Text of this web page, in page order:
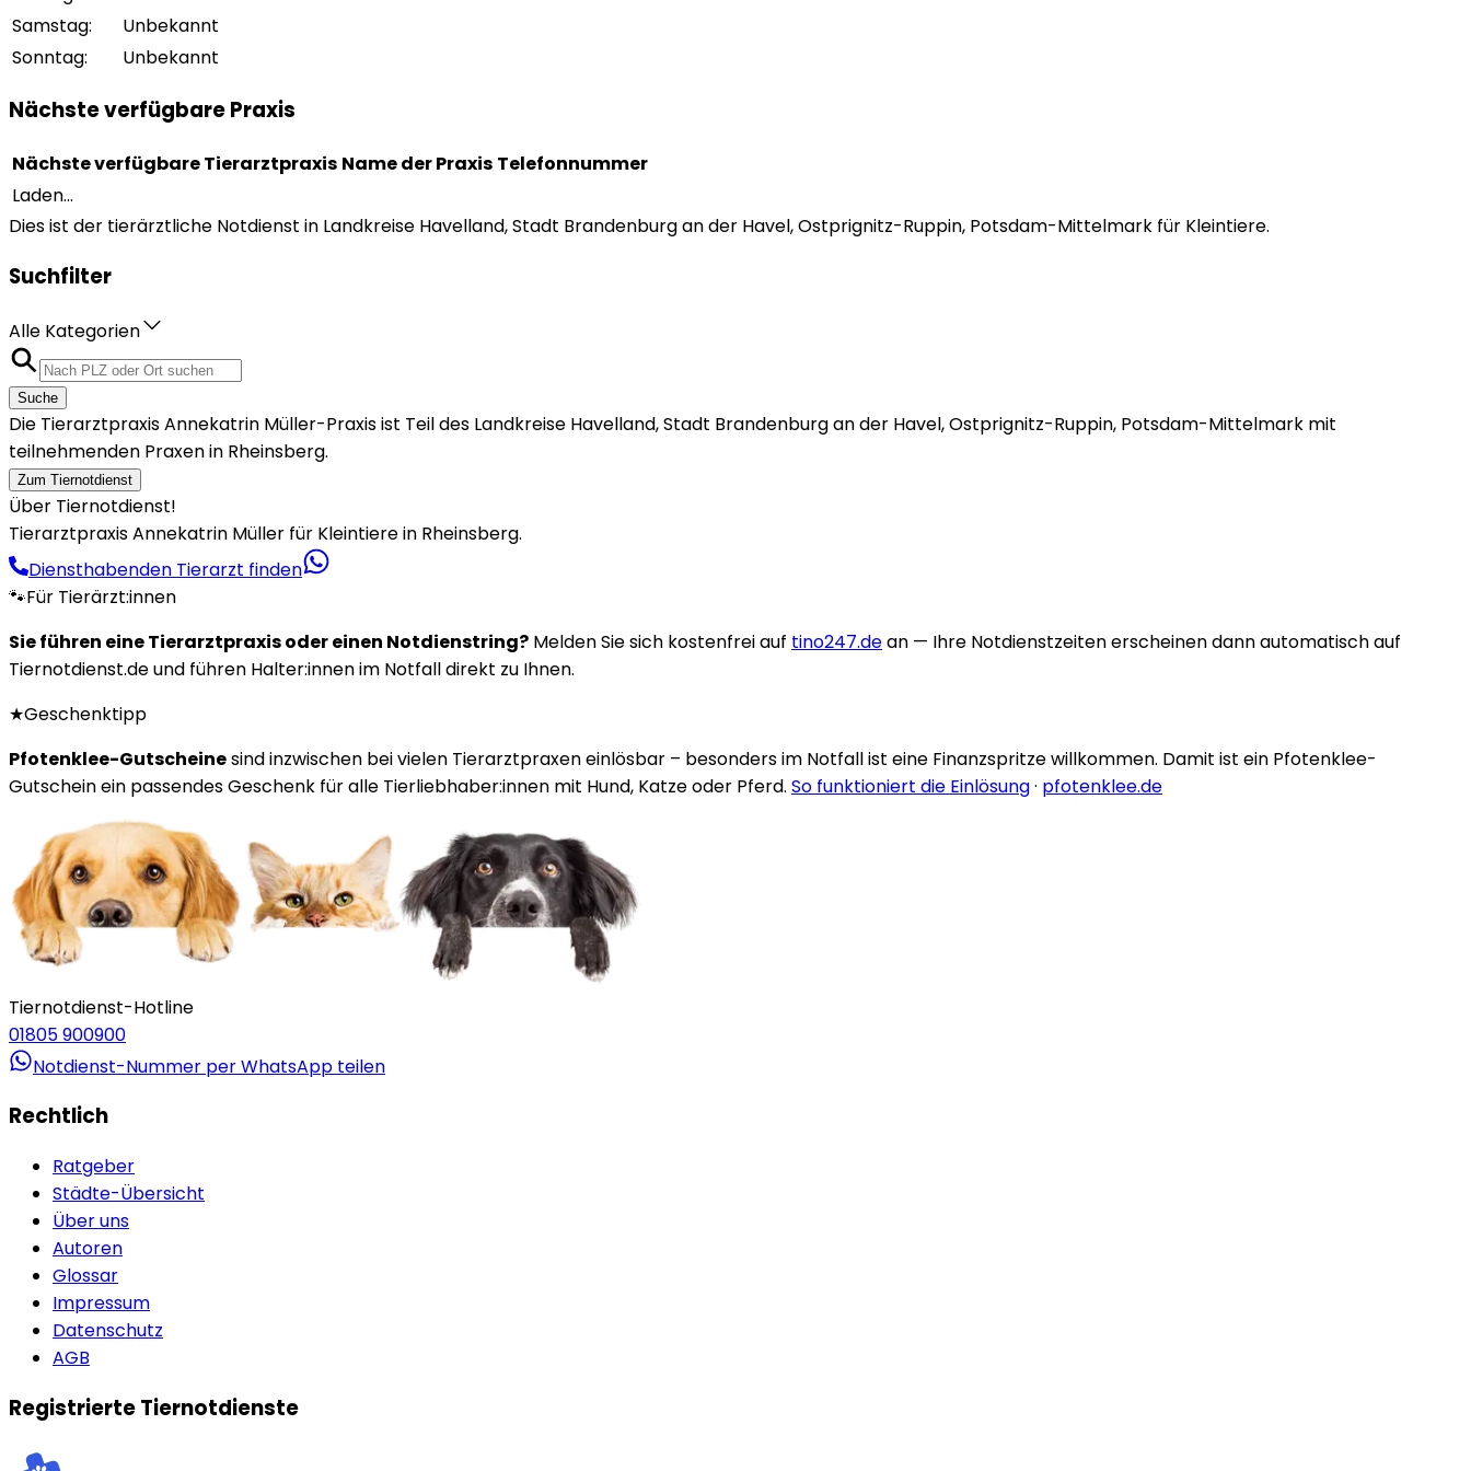
Samstag:
Unbekannt
Sonntag: Unbekannt
Nächste verfügbare Praxis
Nächste verfügbare Tierarztpraxis Name der Praxis Telefonnummer
Laden...
Dies ist der tierärztliche Notdienst in Landkreise Havelland, Stadt Brandenburg an der Havel, Ostprignitz-Ruppin, Potsdam-Mittelmark für Kleintiere.
Suchfilter
Alle Kategorien
Suche
Die Tierarztpraxis Annekatrin Müller-Praxis ist Teil des Landkreise Havelland, Stadt Brandenburg an der Havel, Ostprignitz-Ruppin, Potsdam-Mittelmark mit
teilnehmenden Praxen in Rheinsberg.
Zum Tiernotdienst
Über Tiernotdienst!
Tierarztpraxis Annekatrin Müller für Kleintiere in Rheinsberg.
Diensthabenden Tierarzt finden
🐾Für Tierärzt:innen
Sie führen eine Tierarztpraxis oder einen Notdienstring? Melden Sie sich kostenfrei auf tino247.dean — Ihre Notdienstzeiten erscheinen dann automatisch auf
Tiernotdienst.de und führen Halter:innen im Notfall direkt zu Ihnen.
★Geschenktipp
Pfotenklee-Gutscheinesind inzwischen bei vielen Tierarztpraxen einlösbar – besonders im Notfall ist eine Finanzspritze willkommen. Damit ist ein Pfotenklee-
Gutschein ein passendes Geschenk für alle Tierliebhaber:innen mit Hund, Katze oder Pferd. So funktioniert die Einlösung· pfotenklee.de
Tiernotdienst-Hotline
01805 900900
Notdienst-Nummer per WhatsApp teilen
Rechtlich
Ratgeber
Städte-Übersicht
Über uns
Autoren
Glossar
Impressum
Datenschutz
AGB
Registrierte Tiernotdienste